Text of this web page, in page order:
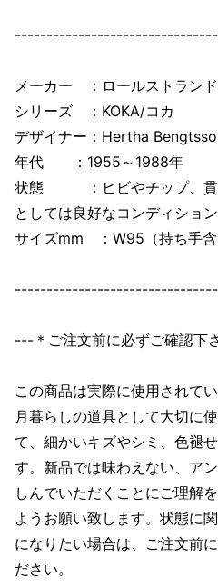
メーカー ：ロールストランド
シリーズ ：KOKA/コカ
デザイナー：Hertha
年代 ：1955～1988年
状態 ：ヒビやチップ、貫
としては良好なコンディション
サイズmm ：W95（持ち手
---＊ご注文前に必ずご確認下
この商品は実際に使用されて
月暮らしの道具として大切に
て、細かいキズやシミ、色褪
す。新品では味わえない、ア
しんでいただくことにご理解
ようお願い致します。状態に
になりたい場合は、ご注文前
ださい。